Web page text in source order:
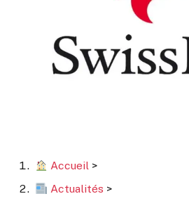
Accueil>
Actualités >